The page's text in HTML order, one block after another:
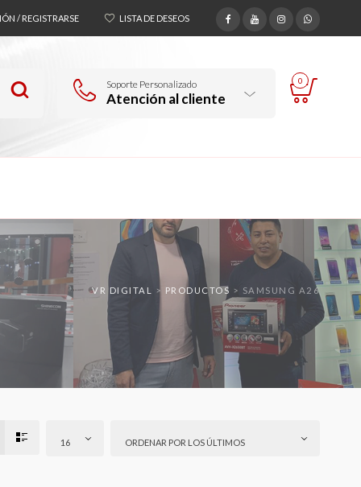
/ REGISTRARSE LISTA DE DESEOS
Soporte Personalizado
Atención al cliente
0
VR DIGITAL > PRODUCTOS > SAMSUNG A26
16 ORDENAR POR LOS ÚLTIMOS